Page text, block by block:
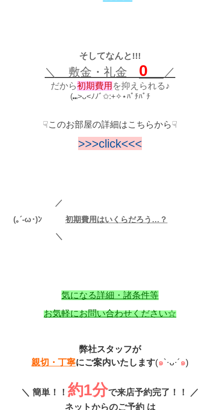
そしてなんと!!!
＼ 敷金・礼金 0 ／
だから初期費用 を抑えられる♪
(⑉>ᴗ<ﾉﾉﾞ✩:+✧︎⋆ﾊﾟﾁﾊﾟﾁ
☟このお部屋の詳細はこちらから☟
>>>click<<<
／
(｡´-ω･)ﾝ
初期費用はいくらだろう…？
＼
気になる詳細・諸条件等
お気軽にお問い合わせください☆
弊社スタッフが
親切・丁寧にご案内いたします(๑`·ᴗ·´ ๑)
＼ 簡単！！ 約1分で来店予約完了！！
／
ネットからのご予約 は